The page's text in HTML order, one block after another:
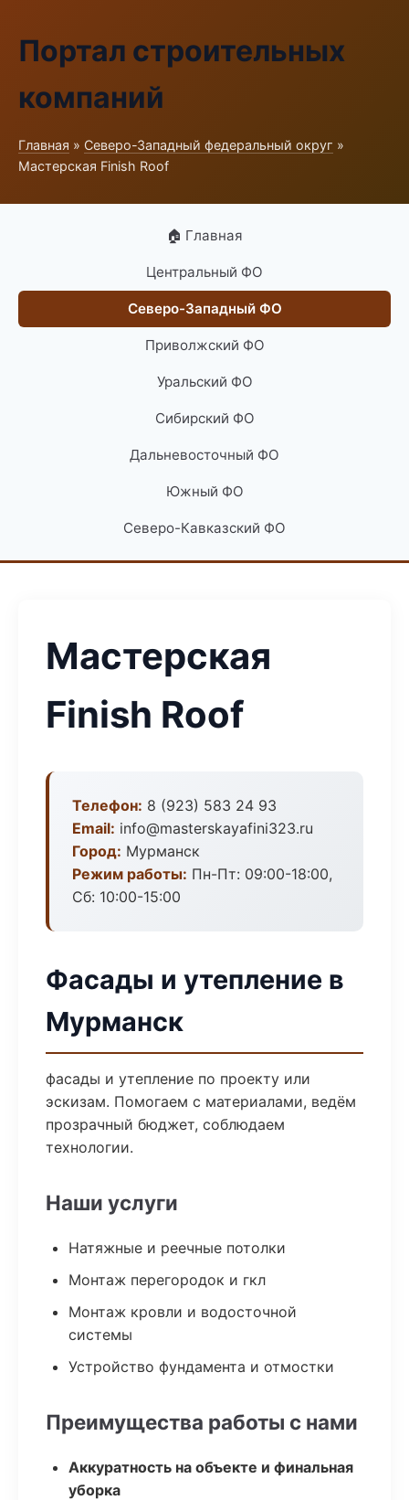
Портал строительных
компаний
Главная » Северо-Западный федеральный округ »
Мастерская Finish Roof
🏠 Главная
Центральный ФО
Северо-Западный ФО
Приволжский ФО
Уральский ФО
Сибирский ФО
Дальневосточный ФО
Южный ФО
Северо-Кавказский ФО
Мастерская
Finish Roof
Телефон: 8 (923) 583 24 93
Email: info@masterskayafini323.ru
Город: Мурманск
Режим работы: Пн-Пт: 09:00-18:00,
Сб: 10:00-15:00
Фасады и утепление в
Мурманск
фасады и утепление по проекту или
эскизам. Помогаем с материалами, ведём
прозрачный бюджет, соблюдаем
технологии.
Наши услуги
Натяжные и реечные потолки
Монтаж перегородок и гкл
Монтаж кровли и водосточной
системы
Устройство фундамента и отмостки
Преимущества работы с нами
Аккуратность на объекте и финальная
уборка